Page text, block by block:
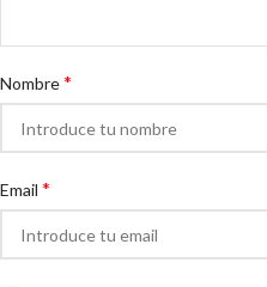
Nombre*
Email *